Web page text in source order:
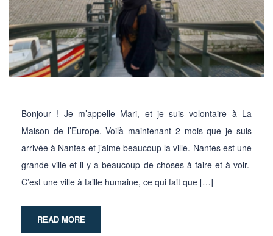
Bonjour ! Je m’appelle Mari, et je suis volontaire à La
Maison de l’Europe. Voilà maintenant 2 mois que je suis
arrivée à Nantes et j’aime beaucoup la ville. Nantes est une
grande ville et il y a beaucoup de choses à faire et à voir.
C’est une ville à taille humaine, ce qui fait que […]
READ MORE